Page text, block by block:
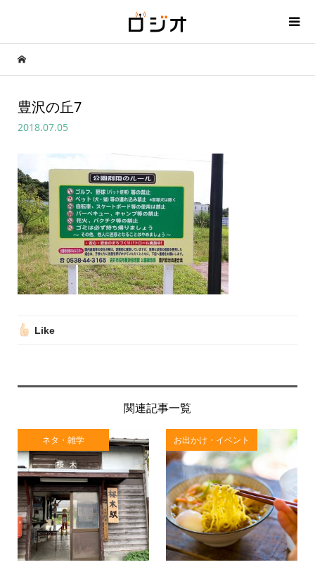
豊沢の丘7
2018.07.05
Like
関連記事一覧
ネタ・雑学 お出かけ・イベント